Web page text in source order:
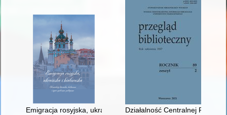
Emigracja rosyjska, ukraińska i białoruska : konteksty
Działalność Centralnej